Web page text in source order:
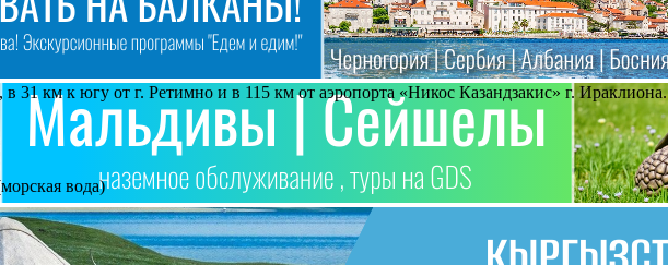
31 км к югу от г. Ретимно и в 115 км от аэропорта «Никос Казандзакис» г. Ираклиона.
вода)